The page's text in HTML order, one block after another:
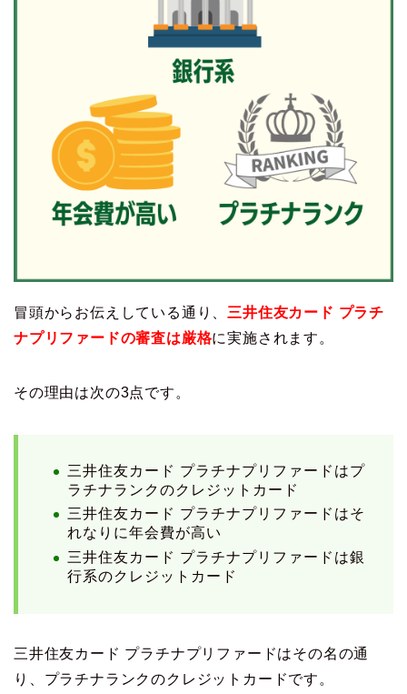
冒頭からお伝えしている通り、 三井住友カード プラチ
ナプリファードの審査は厳格に実施されます。
その理由は次の3点です。
三井住友カード プラチナプリファードはプ
ラチナランクのクレジットカード
三井住友カード プラチナプリファードはそ
れなりに年会費が高い
三井住友カード プラチナプリファードは銀
行系のクレジットカード
三井住友カード プラチナプリファードはその名の通
り、プラチナランクのクレジットカードです。